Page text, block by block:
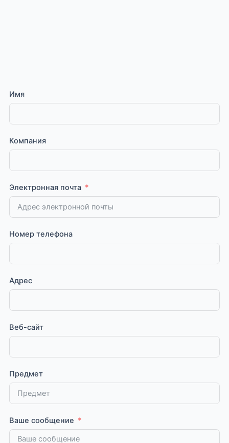
Имя
Компания
Электронная почта
Номер телефона
Адрес
Веб-сайт
Предмет
Ваше сообщение